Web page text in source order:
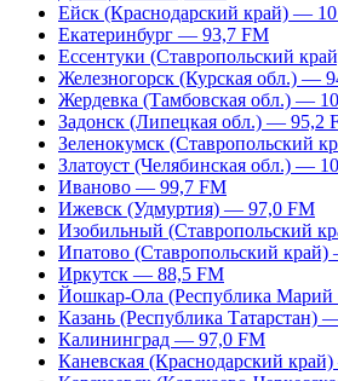
Ейск (Краснодарский край) —
Екатеринбург — 93,7 FM
Ессентуки (Ставропольский
Железногорск (Курская обл.) —
Жердевка (Тамбовская обл.) —
Задонск (Липецкая обл.) — 95,2
Зеленокумск (Ставропольский
Златоуст (Челябинская обл.) —
Иваново — 99,7 FM
Ижевск (Удмуртия) — 97,0 FM
Изобильный (Ставропольский
Ипатово (Ставропольский
Иркутск — 88,5 FM
Йошкар-Ола (Республика
Казань (Республика Татарстан)
Калининград — 97,0 FM
Каневская (Краснодарский